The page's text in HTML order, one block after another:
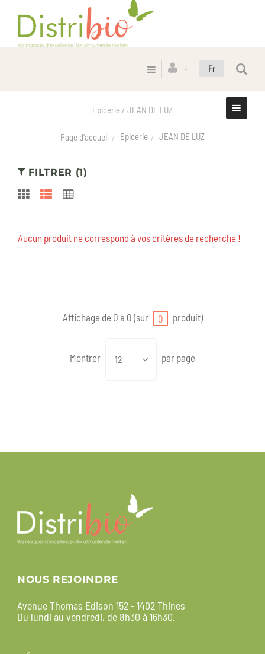
Fr
Epicerie / JEAN DE LUZ
Page d'accueil Epicerie JEAN DE LUZ
FILTRER (1)
Aucun produit ne correspond à vos critères de recherche !
Affichage de 0 à 0 (sur 0 produit)
Montrer 12 par page
NOUS REJOINDRE
Avenue Thomas Edison 152 - 1402 Thines
Du lundi au vendredi, de 8h30 à 16h30.